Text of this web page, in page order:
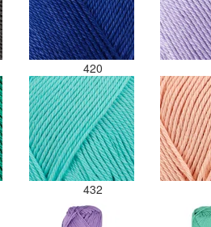
420
432